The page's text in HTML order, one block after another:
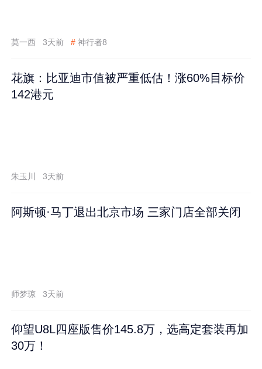
莫一西 3天前 # 神行者8
花旗：比亚迪市值被严重低估！涨60%目标价
142港元
朱玉川 3天前
阿斯顿·马丁退出北京市场 三家门店全部关闭
师梦琼 3天前
仰望U8L四座版售价145.8万，选高定套装再加
30万！